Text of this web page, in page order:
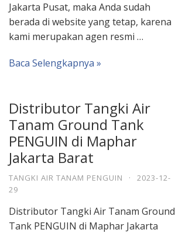
Jakarta Pusat, maka Anda sudah
berada di website yang tetap, karena
kami merupakan agen resmi …
Baca Selengkapnya »
Distributor Tangki Air
Tanam Ground Tank
PENGUIN di Maphar
Jakarta Barat
TANGKI AIR TANAM PENGUIN ·
2023-12-
29
Distributor Tangki Air Tanam Ground
Tank PENGUIN di Maphar Jakarta